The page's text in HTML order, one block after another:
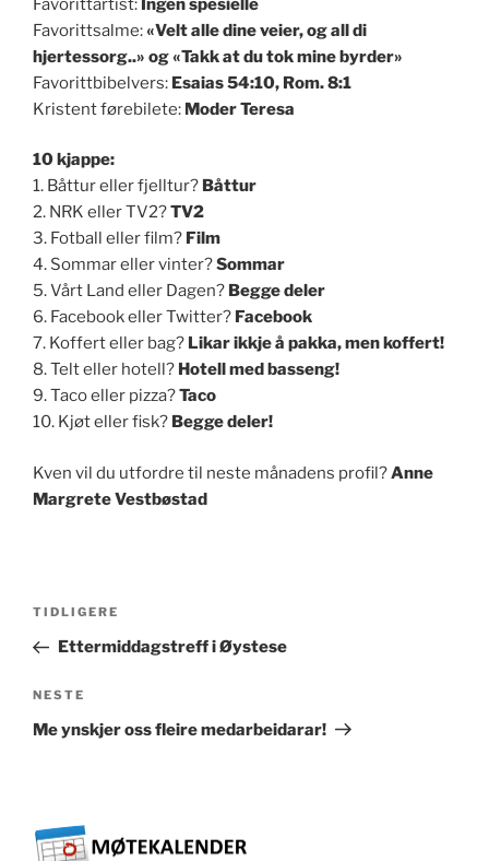
Favorittartist: Ingen spesielle
Favorittsalme:«Velt alle dine veier, og all di
hjertessorg..» og «Takk at du tok mine byrder»
Favorittbibelvers: Esaias 54:10, Rom. 8:1
Kristent førebilete: Moder Teresa
10 kjappe:
1. Båttur eller fjelltur? Båttur
2. NRK eller TV2?TV2
3. Fotball eller film? Film
4. Sommar eller vinter?Sommar
5. Vårt Land eller Dagen? Begge deler
6. Facebook eller Twitter? Facebook
7. Koffert eller bag? Likar ikkje å pakka, men koffert!
8. Telt eller hotell? Hotell med basseng!
9. Taco eller pizza?Taco
10. Kjøt eller fisk? Begge deler!
Kven vil du utfordre til neste månadens profil?Anne
Margrete Vestbøstad
Innleggsnavigasjon
Forrige
innlegg
TIDLIGERE
Ettermiddagstreff i Øystese
Neste
innlegg
NESTE
Me ynskjer oss fleire medarbeidarar!